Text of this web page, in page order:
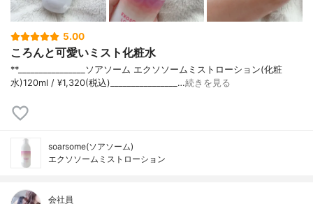
5.00
ころんと可愛いミスト化粧水
**⁡________________⁡ソアソーム ⁡エクソソームミストローション(化粧
水)120ml / ¥1,320(税込)________________…続きを見る
soarsome(ソアソーム)
エクソソームミストローション
会社員